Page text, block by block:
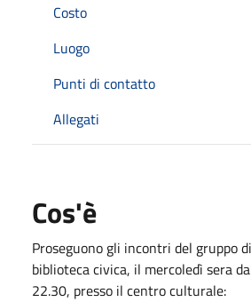
Costo
Luogo
Punti di contatto
Allegati
Cos'è
Proseguono gli incontri del gruppo
biblioteca civica, il mercoledì sera
22.30, presso il centro culturale: